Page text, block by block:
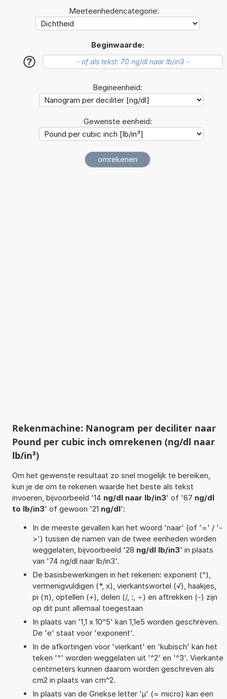
Meeteenhedencategorie:
Beginwaarde:
?
Begineenheid:
Gewenste eenheid:
Rekenmachine: Nanogram per deciliter naar
Pound per cubic inch omrekenen (ng/dl naar
lb/in³)
Om het gewenste resultaat zo snel mogelijk te bereiken,
kun je de om te rekenen waarde het beste als tekst
invoeren, bijvoorbeeld '14 ng/dl naar lb/in3' of '67 ng/dl
to lb/in3' of gewoon '21 ng/dl':
In de meeste gevallen kan het woord 'naar' (of '=' / '-
>') tussen de namen van de twee eenheden worden
weggelaten, bijvoorbeeld '28 ng/dl lb/in3' in plaats
van '74 ng/dl naar lb/in3'.
De basisbewerkingen in het rekenen: exponent (^),
vermenigvuldigen (*, x), vierkantswortel (√), haakjes,
pi (π), optellen (+), delen (/, :, ÷) en aftrekken (-) zijn
op dit punt allemaal toegestaan
In plaats van '1,1 x 10^5' kan 1,1e5 worden geschreven.
De 'e' staat voor 'exponent'.
In de afkortingen voor 'vierkant' en 'kubisch' kan het
teken '^' worden weggelaten uit '^2' en '^3'. Vierkante
centimeters kunnen daarom worden geschreven als
cm2 in plaats van cm^2.
In plaats van de Griekse letter 'µ' (= micro) kan een